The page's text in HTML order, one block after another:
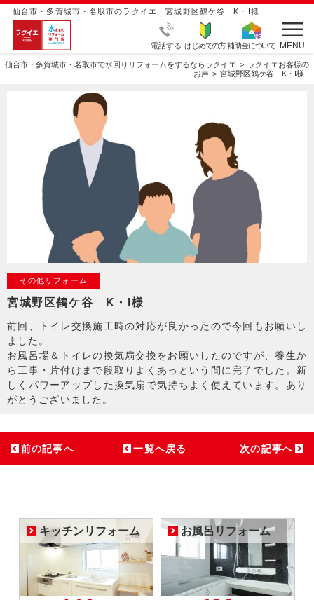
仙台市・多賀城市・名取市のラクイエ | 宮城野区鶴ケ谷 K・I様
電話する はじめての方補助金について MENU
仙台市・多賀城市・名取市で水回りリフォームをするならラクイエ
ラクイエお客様の
お声
宮城野区鶴ケ谷 K・I様
その他リフォーム
宮城野区鶴ケ谷 K・I様
前回、トイレ交換施工時の対応が良かったので今回もお願いし
ました。
お風呂場＆トイレの換気扇交換をお願いしたのですが、養生か
ら工事・片付けまで段取りよくあっという間に完了でした。新
しくパワーアップした換気扇で気持ちよく使えています。あり
がとうございました。
前の記事へ 一覧へ戻る 次の記事へ
キッチンリフォーム お風呂リフォーム